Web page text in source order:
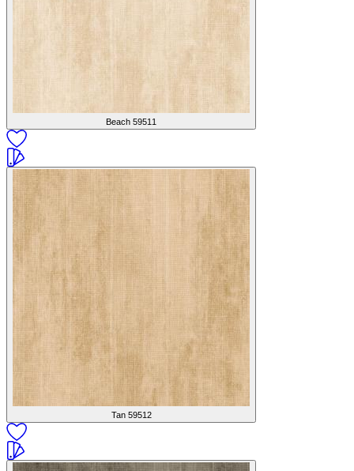
Beach 59511
Tan 59512